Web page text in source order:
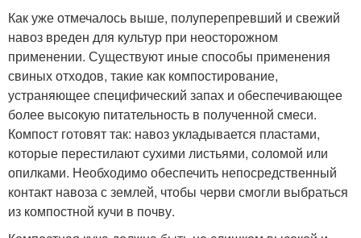
Как уже отмечалось выше, полуперепревший и свежий
навоз вреден для культур при неосторожном
применении. Существуют иные способы применения
свиных отходов, такие как компостирование,
устраняющее специфический запах и обеспечивающее
более высокую питательность в полученной смеси.
Компост готовят так: навоз укладывается пластами,
которые перестилают сухими листьями, соломой или
опилками. Необходимо обеспечить непосредственный
контакт навоза с землей, чтобы черви смогли выбраться
из компостной кучи в почву.